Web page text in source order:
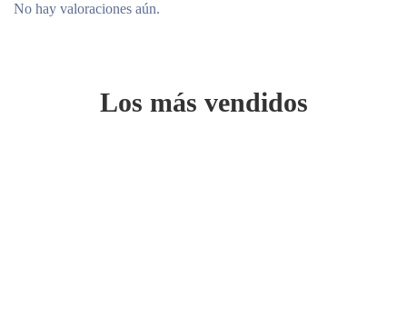
No hay valoraciones aún.
Los más vendidos